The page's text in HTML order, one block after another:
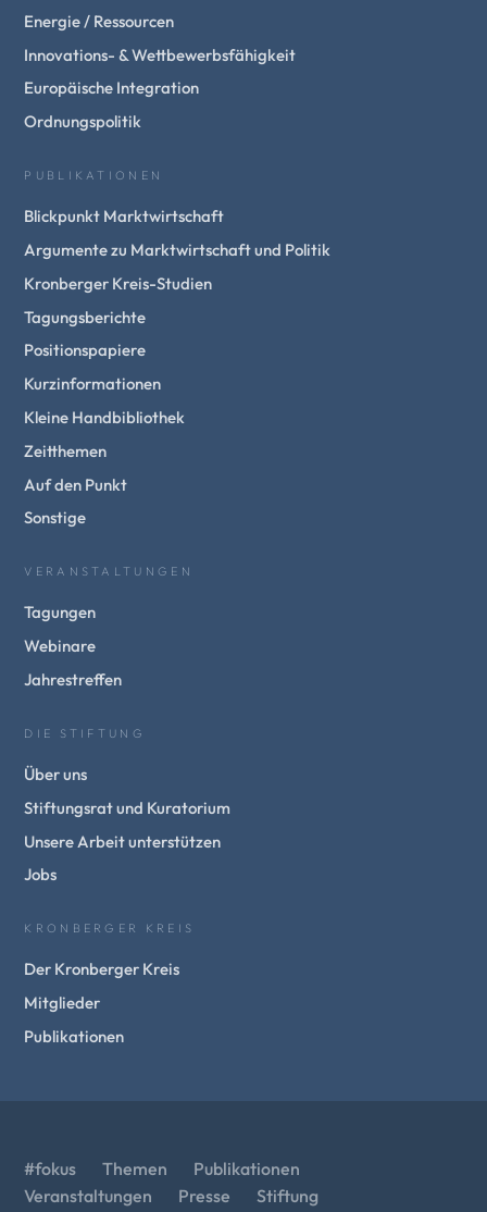
Energie / Ressourcen
Innovations- & Wettbewerbsfähigkeit
Europäische Integration
Ordnungspolitik
PUBLIKATIONEN
Blickpunkt Marktwirtschaft
Argumente zu Marktwirtschaft und Politik
Kronberger Kreis-Studien
Tagungsberichte
Positionspapiere
Kurzinformationen
Kleine Handbibliothek
Zeitthemen
Auf den Punkt
Sonstige
VERANSTALTUNGEN
Tagungen
Webinare
Jahrestreffen
DIE STIFTUNG
Über uns
Stiftungsrat und Kuratorium
Unsere Arbeit unterstützen
Jobs
KRONBERGER KREIS
Der Kronberger Kreis
Mitglieder
Publikationen
#fokus Themen
Publikationen
Veranstaltungen
Presse
Stiftung